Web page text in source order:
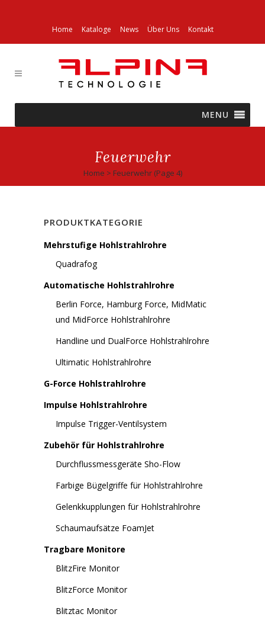
Home Kataloge News Über Uns Kontakt
MENU
Feuerwehr
Home > Feuerwehr(Page 4)
PRODUKTKATEGORIE
Mehrstufige Hohlstrahlrohre
Quadrafog
Automatische Hohlstrahlrohre
Berlin Force, Hamburg Force, MidMatic
und MidForce Hohlstrahlrohre
Handline und DualForce Hohlstrahlrohre
Ultimatic Hohlstrahlrohre
G-Force Hohlstrahlrohre
Impulse Hohlstrahlrohre
Impulse Trigger-Ventilsystem
Zubehör für Hohlstrahlrohre
Durchflussmessgeräte Sho-Flow
Farbige Bügelgriffe für Hohlstrahlrohre
Gelenkkupplungen für Hohlstrahlrohre
Schaumaufsätze FoamJet
Tragbare Monitore
BlitzFire Monitor
BlitzForce Monitor
Blitztac Monitor